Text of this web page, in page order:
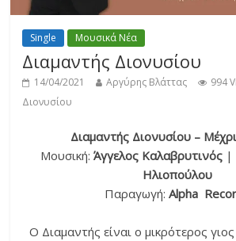
Single Μουσικά Νέα
Διαμαντής Διονυσίου
14/04/2021 Αργύρης Βλάττας 994
Διονυσίου
Διαμαντής Διονυσίου –
Μουσική: Άγγελος Καλαβρυτινός|
Ηλιοπούλου
Παραγωγή: Alpha
Ο Διαμαντής είναι ο μικρότερος